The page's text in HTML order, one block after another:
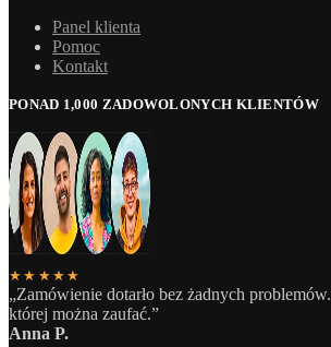
Panel klienta
Pomoc
Kontakt
PONAD 1,000 ZADOWOLONYCH KLIENTÓW
★★★★★
„Zamówienie dotarło bez żadnych
której można zaufać.”
Anna P.